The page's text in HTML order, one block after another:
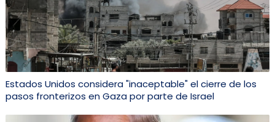
Estados Unidos considera "inaceptable" el cierre de los
pasos fronterizos en Gaza por parte de Israel